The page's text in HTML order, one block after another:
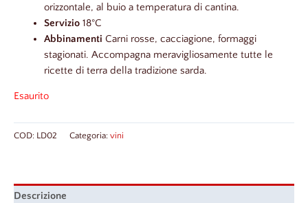
orizzontale, al buio a temperatura di cantina.
Servizio 18°C
Abbinamenti Carni rosse, cacciagione, formaggi
stagionati. Accompagna meravigliosamente tutte le
ricette di terra della tradizione sarda.
Esaurito
COD: LD02 Categoria: vini
Descrizione